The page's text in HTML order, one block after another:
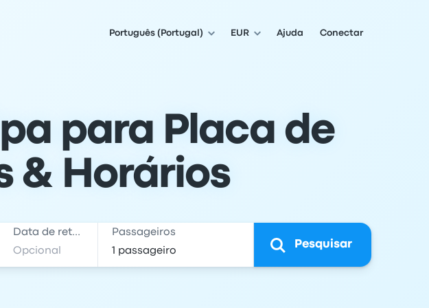
Português (Portugal) EUR Ajuda Conectar
para Placa de
& Horários
Data de retorno Passageiros
Pesquisar